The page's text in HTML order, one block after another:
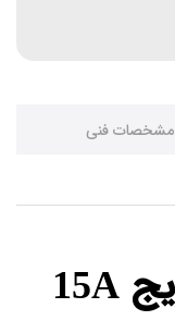
مشخصات فنی
معرفی درام کارتریج 15A